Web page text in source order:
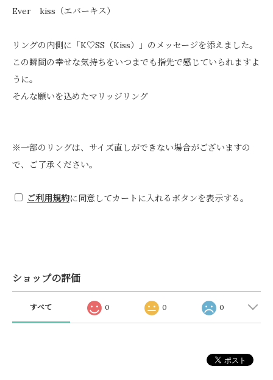
Ever kiss（エバーキス）
リングの内側に「K♡SS（Kiss）」のメッセージを添えました。
この瞬間の幸せな気持ちをいつまでも指先で感じていられますよ
うに。
そんな願いを込めたマリッジリング
※一部のリングは、サイズ直しができない場合がございますの
で、ご了承ください。
ご利用規約に同意してカートに入れるボタンを表示する。
ショップの評価
すべて 0 0 0